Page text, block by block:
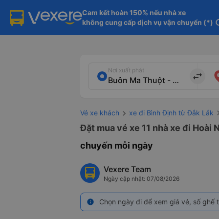
Cam kết hoàn 150% nếu nhà xe
không cung cấp dịch vụ vận chuyển (*)
Nơi xuất phát
import_export
Vé xe khách xe đi Bình Định từ Đắk Lắk
Đặt mua vé xe 11 nhà xe đi
chuyến mỗi ngày
Vexere Team
Ngày cập nhật: 07/08/2026
info Chọn ngày đi để xem giá vé, số